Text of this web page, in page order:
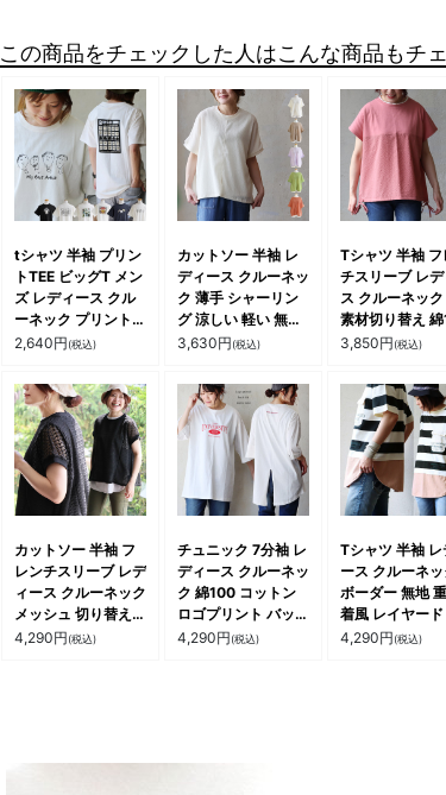
この商品をチェックした人はこんな商品もチ
tシャツ 半袖 プリン
トTEE ビッグT メン
ズ レディース クル
ーネック プリント
アニマル キャラクタ
伸縮性 通気性 蒸れ
にくい 涼しい ゆっ
たり 大きいサイズ
体型カバー カジュア
ル パティ
2,640円(税込)
カットソー 半袖 レ
ディース クルーネッ
ク 薄手 シャーリン
グ 涼しい 軽い 無地
リブ切り替え 重ね着
バー カジュアル 夏
パティ
3,630円(税込)
Tシャツ 半袖 フ
チスリーブ レ
ス クルーネッ
素材切り替え
コットン シアサ
体型カバー す
カジュアル 夏
ィ
3,850円(税込)
カットソー 半袖 フ
レンチスリーブ レデ
ィース クルーネック
メッシュ 切り替え
透け シアー 重ね着
4,290円(税込)
チュニック 7分袖 レ
ディース クルーネッ
ク 綿100 コットン
ロゴプリント バック
スリット 刺繍 薄手
4,290円(税込)
Tシャツ 半袖 レ
ース クルーネッ
ボーダー 無地
着風 レイヤード
100％ コットン
4,290円(税込)